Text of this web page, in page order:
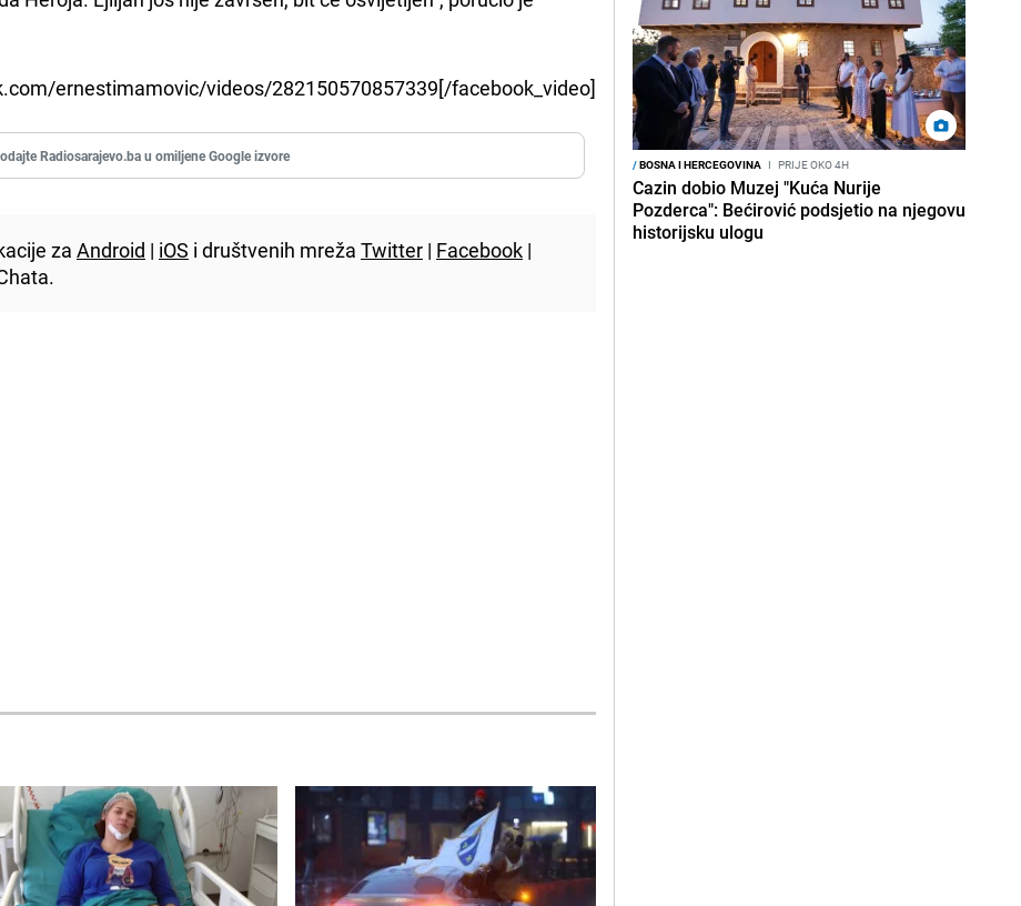
ernestimamovic/videos/282150570857339[/facebook_video]
Radiosarajevo.ba u omiljene Google izvore
za Android | iOS i društvenih mreža Twitter | Facebook |
/BOSNA I HERCEGOVINA I PRIJE OKO 4H
Cazin dobio Muzej "Kuća Nurije
Pozderca": Bećirović podsjetio na njegovu
historijsku ulogu